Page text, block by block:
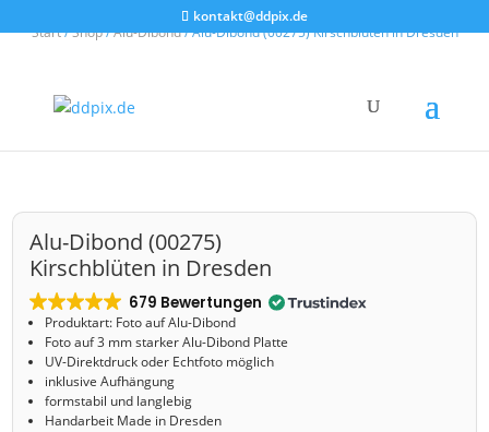
kontakt@ddpix.de
Start/Shop/Alu-Dibond/ Alu-Dibond (00275) Kirschblüten in Dresden
Alu-Dibond (00275)
Kirschblüten in Dresden
679 Bewertungen
Produktart: Foto auf Alu-Dibond
Foto auf 3 mm starker Alu-Dibond Platte
UV-Direktdruck oder Echtfoto möglich
inklusive Aufhängung
formstabil und langlebig
Handarbeit Made in Dresden